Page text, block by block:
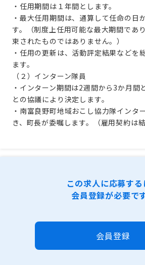
・任用期間は１年間とします。
・最大任用期間は、通算して任命の日
す。（制度上任用可能な最大期間であ
束されたものではありません。）
・任用の更新は、活動評定結果などを
ます。
（２）インターン隊員
・インターン期間は2週間から 3か月間
との協議により決定します。
・ 南富良野町地域おこし協力隊インタ
き、町長が委嘱します。（雇用契約は結
この求人に応募する
会員登録が必要です
会員登録